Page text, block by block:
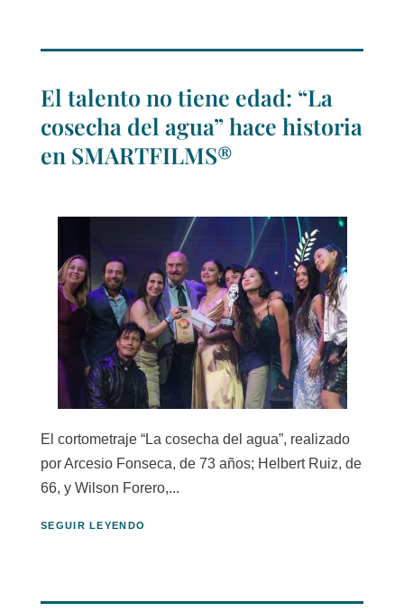
El talento no tiene edad: “La
cosecha del agua” hace historia
en SMARTFILMS®
El cortometraje “La cosecha del agua”, realizado
por Arcesio Fonseca, de 73 años; Helbert Ruiz, de
66, y Wilson Forero,...
SEGUIR LEYENDO